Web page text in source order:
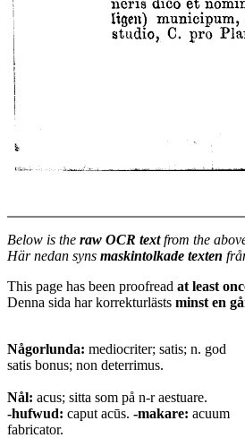
Below is the raw OCR textfrom the
Här nedan syns maskintolkade texten
This page has been proofread at least
Denna sida har korrekturlästs minst en
Någorlunda: mediocriter; satis; n. god
satis bonus; non deterrimus.
Nål: acus; sitta som på n-r aestuare.
-hufwud: caput acūs. -makare: acuum
fabricator.